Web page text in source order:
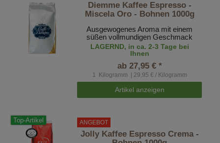
Diemme Kaffee Espresso -
Miscela Oro - Bohnen 1000g
Ausgewogenes Aroma mit einem
süßen vollmundigen Geschmack
LAGERND, in ca. 2-3 Tage bei
Ihnen
ab 27,95 € *
1 Kilogramm | 29,95 € / Kilogramm
Artikel anzeigen
Top-Artikel ANGEBOT
Jolly Kaffee Espresso Crema -